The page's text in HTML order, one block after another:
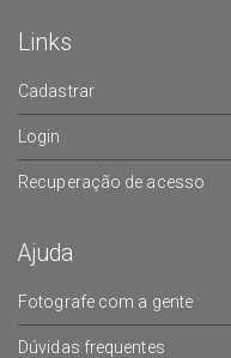
Links
Cadastrar
Login
Recuperação de acesso
Ajuda
Fotografe com a gente
Dúvidas frequentes